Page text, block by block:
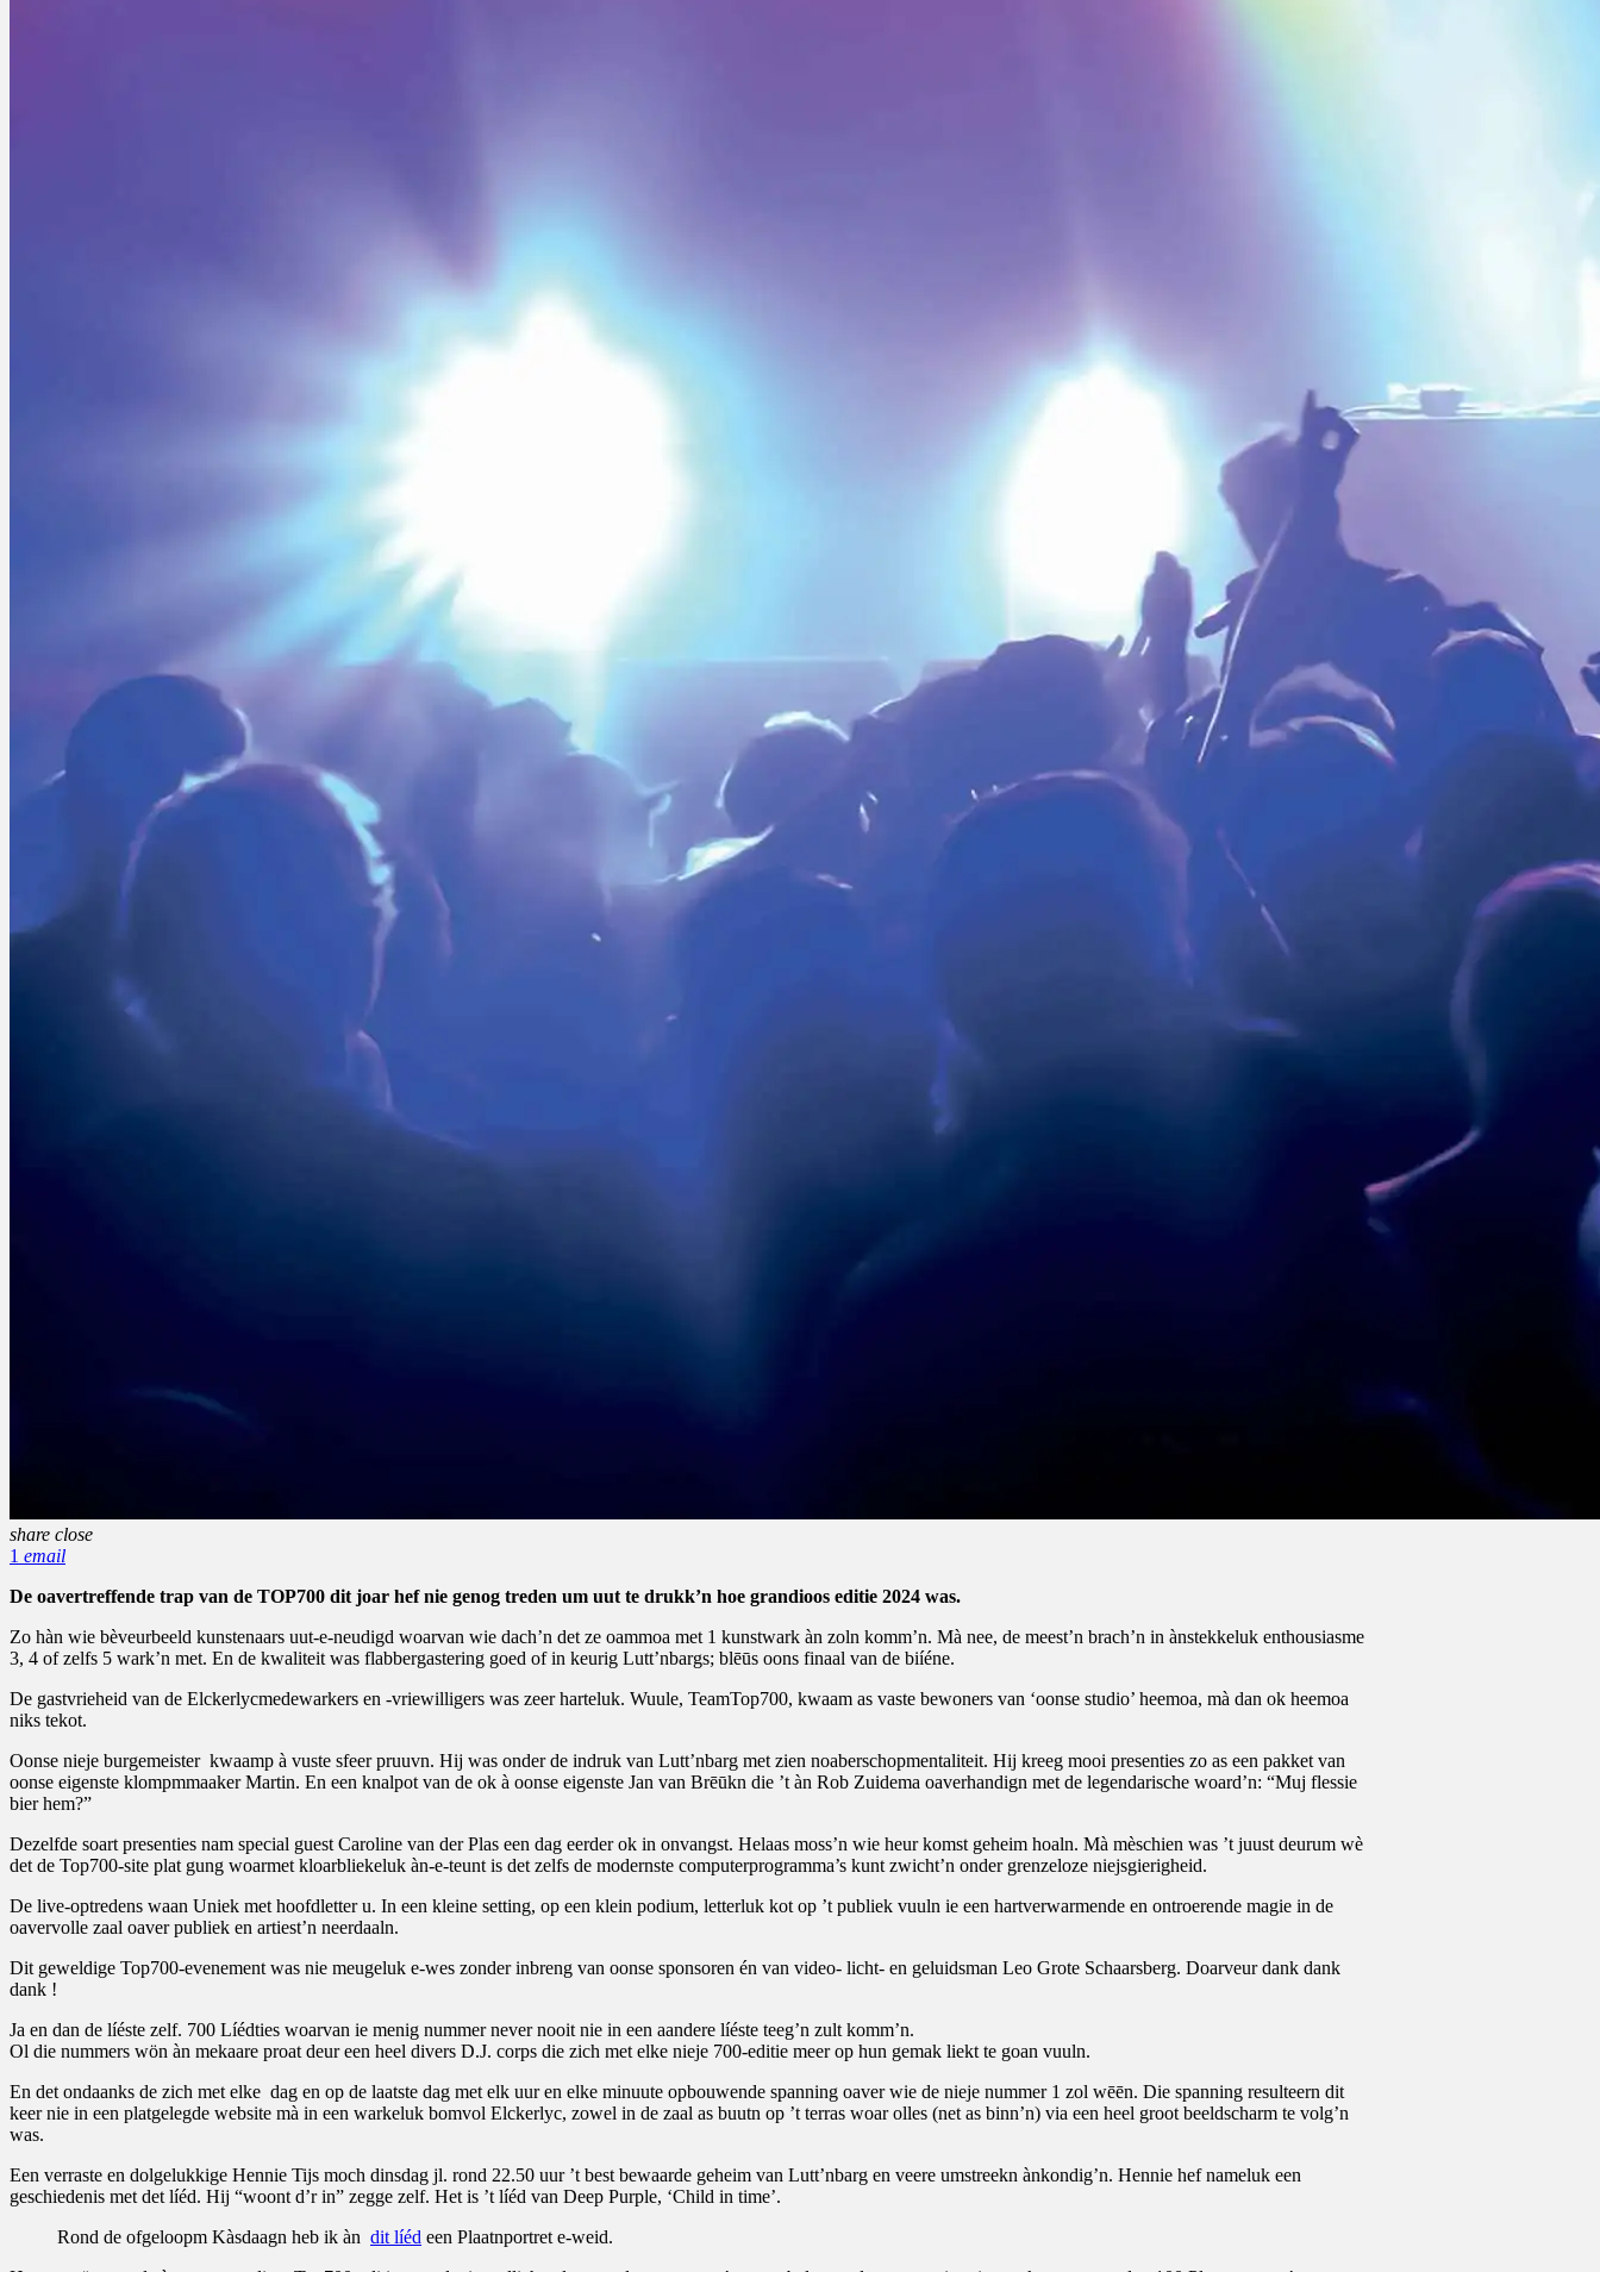
share close
1 email
De oavertreffende trap van de TOP700 dit joar hef nie genog treden um uut te drukk’n hoe grandioos editie 2024 was.
Zo hàn wie bèveurbeeld kunstenaars uut-e-neudigd woarvan wie dach’n det ze oammoa met 1 kunstwark àn zoln komm’n. Mà nee, de meest’n brach’n in ànstekkeluk enthousiasme
3, 4 of zelfs 5 wark’n met. En de kwaliteit was flabbergastering goed of in keurig Lutt’nbargs; blēūs oons finaal van de biíéne.
De gastvrieheid van de Elckerlycmedewarkers en -vriewilligers was zeer harteluk. Wuule, TeamTop700, kwaam as vaste bewoners van ‘oonse studio’ heemoa, mà dan ok heemoa
niks tekot.
Oonse nieje burgemeister kwaamp à vuste sfeer pruuvn. Hij was onder de indruk van Lutt’nbarg met zien noaberschopmentaliteit. Hij kreeg mooi presenties zo as een pakket van
oonse eigenste klompmmaaker Martin. En een knalpot van de ok à oonse eigenste Jan van Brēūkn die ’t àn Rob Zuidema oaverhandign met de legendarische woard’n: “Muj flessie
bier hem?”
Dezelfde soart presenties nam special guest Caroline van der Plas een dag eerder ok in onvangst. Helaas moss’n wie heur komst geheim hoaln. Mà mèschien was ’t juust deurum wè
det de Top700-site plat gung woarmet kloarbliekeluk àn-e-teunt is det zelfs de modernste computerprogramma’s kunt zwicht’n onder grenzeloze niejsgierigheid.
De live-optredens waan Uniek met hoofdletter u. In een kleine setting, op een klein podium, letterluk kot op ’t publiek vuuln ie een hartverwarmende en ontroerende magie in de
oavervolle zaal oaver publiek en artiest’n neerdaaln.
Dit geweldige Top700-evenement was nie meugeluk e-wes zonder inbreng van oonse sponsoren én van video- licht- en geluidsman Leo Grote Schaarsberg. Doarveur dank dank
dank !
Ja en dan de líéste zelf. 700 Líédties woarvan ie menig nummer never nooit nie in een aandere líéste teeg’n zult komm’n.
Ol die nummers wön àn mekaare proat deur een heel divers D.J. corps die zich met elke nieje 700-editie meer op hun gemak liekt te goan vuuln.
En det ondaanks de zich met elke dag en op de laatste dag met elk uur en elke minuute opbouwende spanning oaver wie de nieje nummer 1 zol wēēn. Die spanning resulteern dit
keer nie in een platgelegde website mà in een warkeluk bomvol Elckerlyc, zowel in de zaal as buutn op ’t terras woar olles (net as binn’n) via een heel groot beeldscharm te volg’n
was.
Een verraste en dolgelukkige Hennie Tijs moch dinsdag jl. rond 22.50 uur ’t best bewaarde geheim van Lutt’nbarg en veere umstreekn ànkondig’n. Hennie hef nameluk een
geschiedenis met det líéd. Hij “woont d’r in” zegge zelf. Het is ’t líéd van Deep Purple, ‘Child in time’.
Rond de ofgeloopm Kàsdaagn heb ik àn dit líéd een Plaatnportret e-weid.